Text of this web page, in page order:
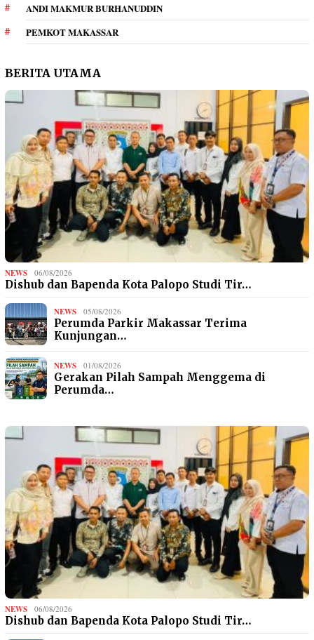
ANDI MAKMUR BURHANUDDIN
PEMKOT MAKASSAR
BERITA UTAMA
NEWS 06/08/2026
Dishub dan Bapenda Kota Palopo Studi Tir…
NEWS 05/08/2026
Perumda Parkir Makassar Terima
Kunjungan…
NEWS 01/08/2026
Gerakan Pilah Sampah Menggema di
Perumda…
NEWS 06/08/2026
Dishub dan Bapenda Kota Palopo Studi Tir…